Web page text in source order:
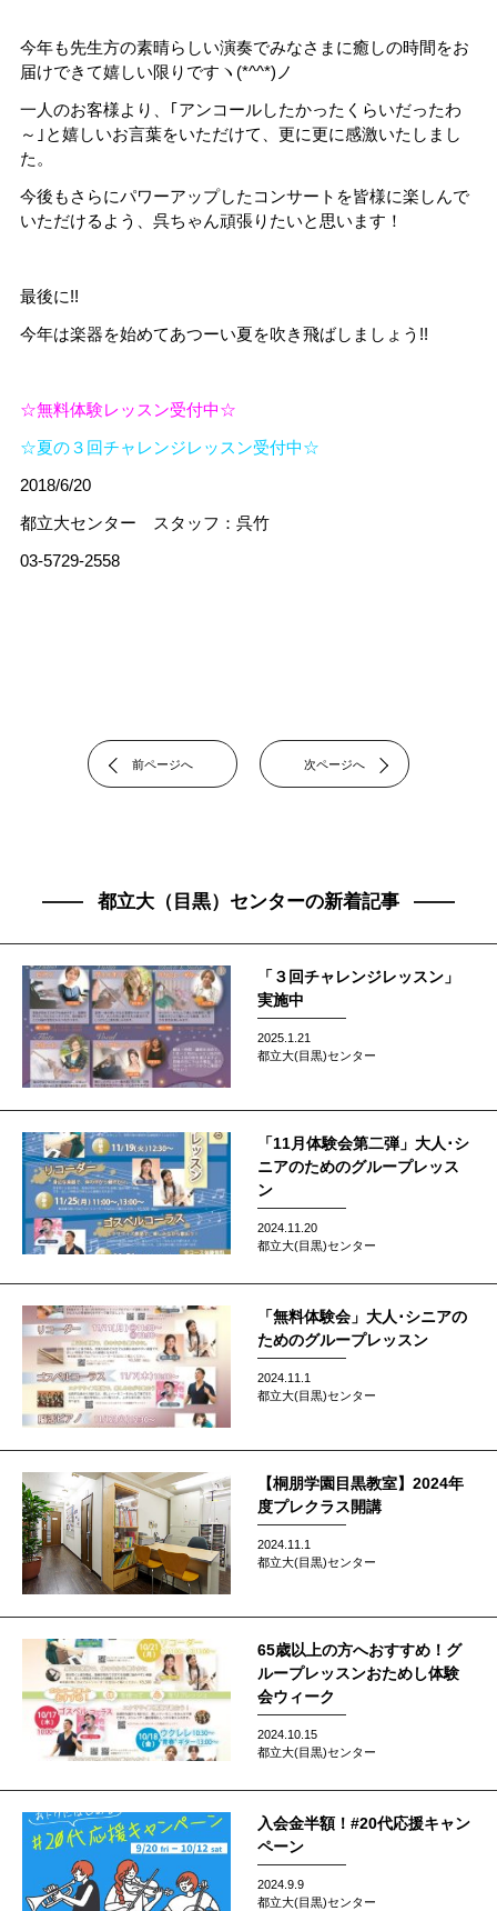
今年も先生方の素晴らしい演奏でみなさまに癒しの時間をお
届けできて嬉しい限りですヽ(*^^*)ノ
一人のお客様より、｢アンコールしたかったくらいだったわ
～｣と嬉しいお言葉をいただけて、更に更に感激いたしまし
た。
今後もさらにパワーアップしたコンサートを皆様に楽しんで
いただけるよう、呉ちゃん頑張りたいと思います！
最後に!!
今年は楽器を始めてあつーい夏を吹き飛ばしましょう!!
☆無料体験レッスン受付中☆
☆夏の３回チャレンジレッスン受付中☆
2018/6/20
都立大センター スタッフ：呉竹
03-5729-2558
前ページへ 次ページへ
都立大（目黒）センターの新着記事
「３回チャレンジレッスン」
実施中
2025.1.21
都立大(目黒)センター
「11月体験会第二弾」大人･シ
ニアのためのグループレッス
ン
2024.11.20
都立大(目黒)センター
「無料体験会」大人･シニアの
ためのグループレッスン
2024.11.1
都立大(目黒)センター
【桐朋学園目黒教室】2024年
度プレクラス開講
2024.11.1
都立大(目黒)センター
65歳以上の方へおすすめ！グ
ループレッスンおためし体験
会ウィーク
2024.10.15
都立大(目黒)センター
入会金半額！#20代応援キャン
ペーン
2024.9.9
都立大(目黒)センター